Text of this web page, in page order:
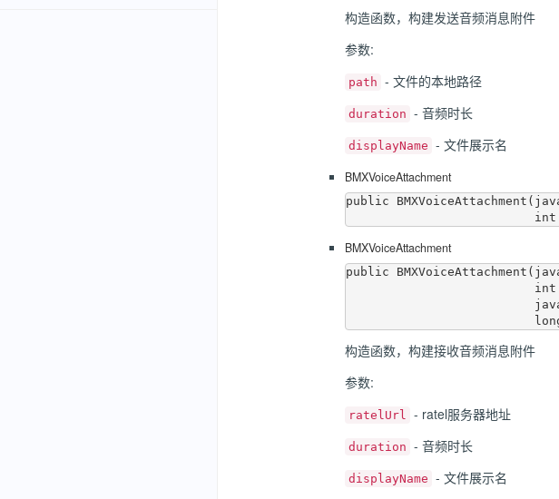
构造函数，构建发送音频消息附件
参数:
path - 文件的本地路径
duration - 音频时长
displayName - 文件展示名
BMXVoiceAttachment
public
BMXVoiceAttachment
public
构造函数，构建接收音频消息附件
参数:
ratelUrl - ratel服务器地址
duration - 音频时长
displayName - 文件展示名